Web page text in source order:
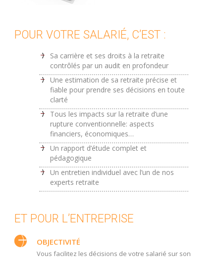
POUR VOTRE SALARIÉ, C’EST :
Sa carrière et ses droits à la retraite
contrôlés par un audit en profondeur
Une estimation de sa retraite précise et
fiable pour prendre ses décisions en toute
clarté
Tous les impacts sur la retraite d’une
rupture conventionnelle: aspects
financiers, économiques…
Un rapport d’étude complet et
pédagogique
Un entretien individuel avec l’un de nos
experts retraite
ET POUR L’ENTREPRISE
OBJECTIVITÉ
Vous facilitez les décisions de votre salarié sur son